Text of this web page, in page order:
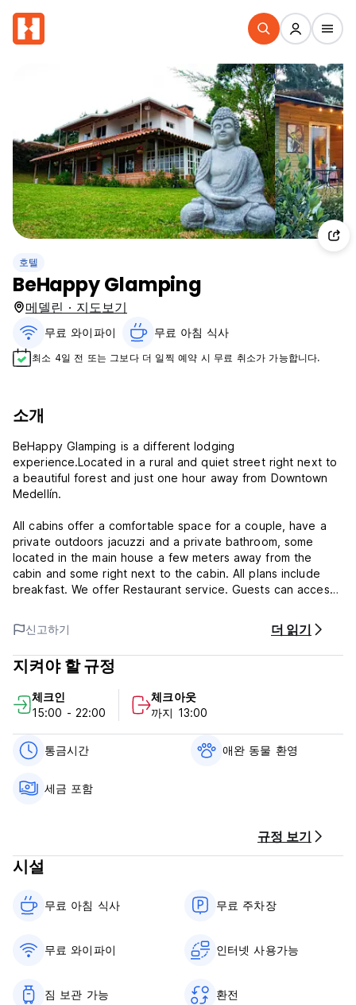
호텔
BeHappy Glamping
메델린 · 지도보기
무료 와이파이 무료 아침 식사‎
최소 4일 전 또는 그보다 더 일찍 예약 시 무료 취소가 가능합니다.
소개
BeHappy Glamping is a different lodging
experience.Located in a rural and quiet street right next to
a beautiful forest and just one hour away from Downtown
Medellín.
All cabins offer a comfortable space for a couple, have a
private outdoors jacuzzi and a private bathroom, some
located in the main house a few meters away from the
cabin and some right next to the cabin. All plans include
breakfast. We offer Restaurant service. Guests can access
and reading room with fireplace.
Also have access to the forest where you can go hiking, do
campfires and other activities.
BeHappy Glamping Policy and Condition:
Cancellation Policy: 3 days before arrival.In case of a late
cancellation or No Show, you will be charged the first night
of your stay.
Check in from 15.00 to 22.00
Payment upon arrival by cash ,credit and debit card (Credit
card payments must pay an additional 5,5% fee.)
Taxes included
Curfew
cabin.
신고하기 더 읽기
지켜야 할 규정
체크인
15:00 - 22:00
체크아웃
까지 13:00
통금시간 애완 동물 환영
세금 포함
규정 보기
시설
무료 아침 식사‎ 무료 주차장
무료 와이파이 인터넷 사용가능
짐 보관 가능 환전